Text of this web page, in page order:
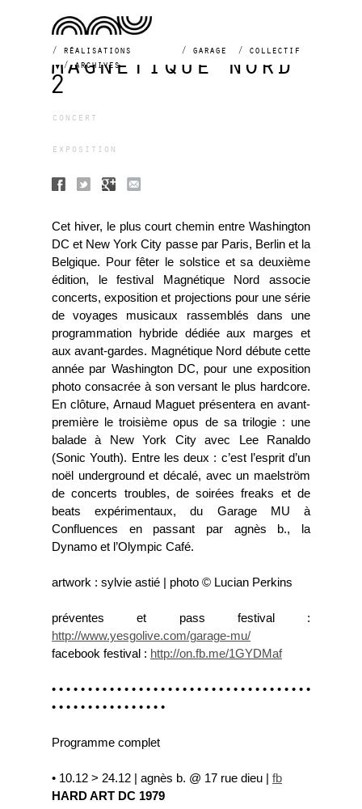
réalisations garage
collectif
archives
magnétique nord
2
concert
exposition
Cet hiver, le plus court chemin entre Washington
DC et New York City passe par Paris, Berlin et la
Belgique. Pour fêter le solstice et sa deuxième
édition, le festival Magnétique Nord associe
concerts, exposition et projections pour une série
de voyages musicaux rassemblés dans une
programmation hybride dédiée aux marges et
aux avant-gardes. Magnétique Nord débute cette
année par Washington DC, pour une exposition
photo consacrée à son versant le plus hardcore.
En clôture, Arnaud Maguet présentera en avant-
première le troisième opus de sa trilogie : une
balade à New York City avec Lee Ranaldo
(Sonic Youth). Entre les deux : c’est l’esprit d’un
noël underground et décalé, avec un maelström
de concerts troubles, de soirées freaks et de
beats expérimentaux, du Garage MU à
Confluences en passant par agnès b., la
Dynamo et l’Olympic Café.
artwork : sylvie astié | photo © Lucian Perkins
préventes et pass festival :
http://www.yesgolive.com/garage-mu/
facebook festival : http://on.fb.me/1GYDMaf
• • • • • • • • • • • • • • • • • • • • • • • • • • • • • • • • • • • •
• • • • • • • • • • • • • • • •
Programme complet
• 10.12 > 24.12 | agnès b. @ 17 rue dieu | fb
HARD ART DC 1979